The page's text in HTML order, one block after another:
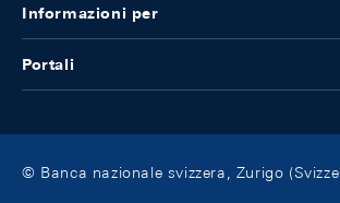
Informazioni per
Portali
© Banca nazionale svizzera, Zurigo